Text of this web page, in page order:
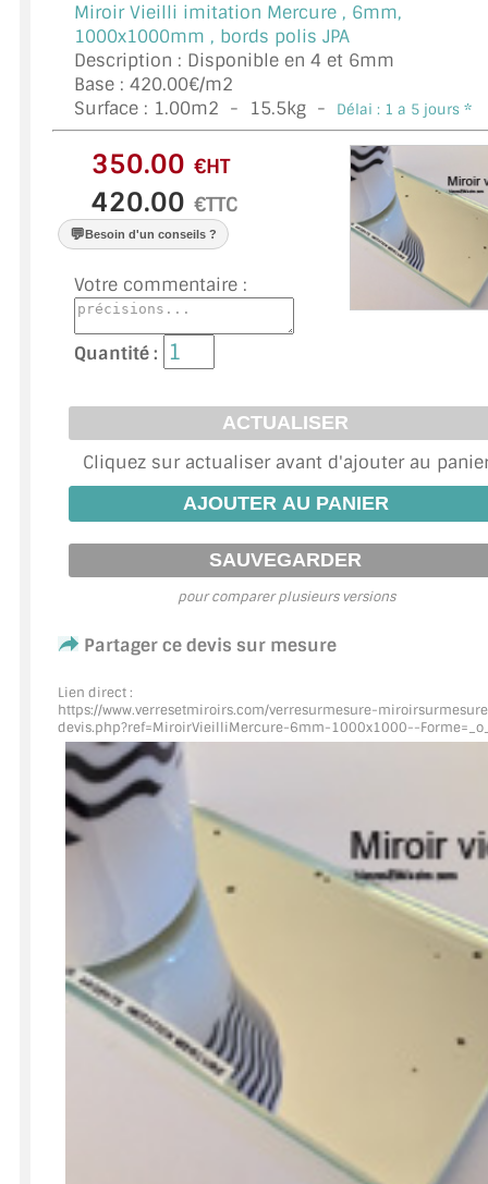
VERRE SUR MESURE
VERRE EXTRACLAIR
VERRE TREMPÉ (SÉCURIT)
PAROI DE DOUCHE
VERRE FEUILLETÉ
VERRE LAQUÉ/CRÉDENCE
VERRE FEUILLETÉ/TREMPÉ
DALLE DE SOL EN VERRE
PORTE EN VERRE
GARDE CORPS EN VERRE
VERRIÈRE TYPE ATELIER
VERRES TEXTURÉS
PLEXIGLAS PMMA
DOUBLE VITRAGE
ACCESSOIRES & QUINCAILLERIE
CATALOGUE DE PROFILS ET FIXATION DU VERRE
LES FIXATIONS POUR MIROIR
LES PROFILS PAROI DE VERRE
VITRINE EN VERRE
CONNECTEURS ET ASSEMBLAGE DE VERRES
PLATS ET CORNIÈRES
LES CHARNIÈRES DE PORTE EN VERRE
Miroir Vieilli imitation Mercure , 6mm,
1000x1000mm , bords polis JPA
Description : Disponible en 4 et 6mm
Base : 420.00€/m2
Surface : 1.00m2 - 15.5kg - Délai : 1 a 5 jours *
€HT
€TTC
💬Besoin d'un conseils ?
Votre commentaire :
Quantité :
Cliquez sur actualiser avant d'ajouter au
pour comparer plusieurs versions
Partager ce devis sur mesure
Lien direct :
https://www.verresetmiroirs.com/verresurmesure-
devis.php?ref=MiroirVieilliMercure-6mm-1000x1000--